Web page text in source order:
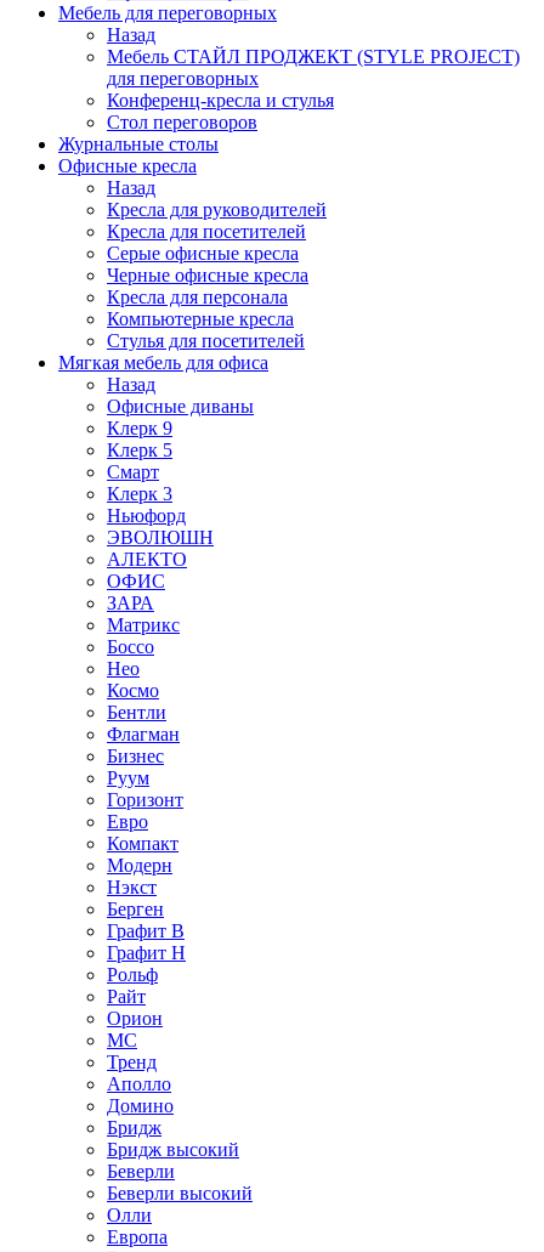
Мебель для переговорных
Назад
Мебель СТАЙЛ ПРОДЖЕКТ (STYLE PROJECT)
для переговорных
Конференц-кресла и стулья
Стол переговоров
Журнальные столы
Офисные кресла
Назад
Кресла для руководителей
Кресла для посетителей
Серые офисные кресла
Черные офисные кресла
Кресла для персонала
Компьютерные кресла
Стулья для посетителей
Мягкая мебель для офиса
Назад
Офисные диваны
Клерк 9
Клерк 5
Смарт
Клерк 3
Ньюфорд
ЭВОЛЮШН
АЛЕКТО
ОФИС
ЗАРА
Матрикс
Боссо
Нео
Космо
Бентли
Флагман
Бизнес
Руум
Горизонт
Евро
Компакт
Модерн
Нэкст
Берген
Графит В
Графит Н
Рольф
Райт
Орион
МС
Тренд
Аполло
Домино
Бридж
Бридж высокий
Беверли
Беверли высокий
Олли
Европа